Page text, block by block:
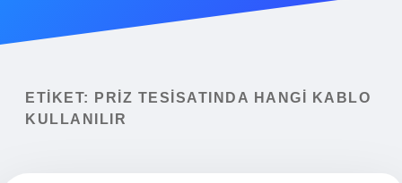
Yasal Uyarı
ETIKET:
PRIZ TESISATINDA HANGI KABLO
KULLANILIR